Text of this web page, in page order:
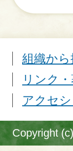
組織から
リンク
アクセ
Copyright